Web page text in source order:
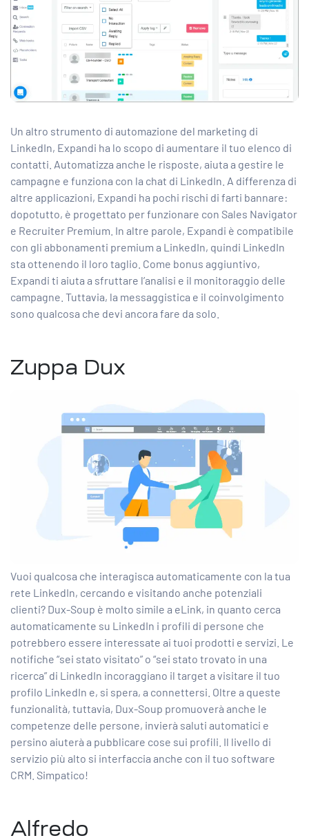
Un altro strumento di automazione del marketing di
LinkedIn, Expandi ha lo scopo di aumentare il tuo elenco di
contatti. Automatizza anche le risposte, aiuta a gestire le
campagne e funziona con la chat di LinkedIn. A differenza di
altre applicazioni, Expandi ha pochi rischi di farti bannare:
dopotutto, è progettato per funzionare con Sales Navigator
e Recruiter Premium. In altre parole, Expandi è compatibile
con gli abbonamenti premium a LinkedIn, quindi LinkedIn
sta ottenendo il loro taglio. Come bonus aggiuntivo,
Expandi ti aiuta a sfruttare l’analisi e il monitoraggio delle
campagne. Tuttavia, la messaggistica e il coinvolgimento
sono qualcosa che devi ancora fare da solo.
Zuppa Dux
Vuoi qualcosa che interagisca automaticamente con la tua
rete LinkedIn, cercando e visitando anche potenziali
clienti? Dux-Soup è molto simile a eLink, in quanto cerca
automaticamente su LinkedIn i profili di persone che
potrebbero essere interessate ai tuoi prodotti e servizi. Le
notifiche “sei stato visitato” o “sei stato trovato in una
ricerca” di LinkedIn incoraggiano il target a visitare il tuo
profilo LinkedIn e, si spera, a connettersi. Oltre a queste
funzionalità, tuttavia, Dux-Soup promuoverà anche le
competenze delle persone, invierà saluti automatici e
persino aiuterà a pubblicare cose sui profili. Il livello di
servizio più alto si interfaccia anche con il tuo software
CRM. Simpatico!
Alfredo